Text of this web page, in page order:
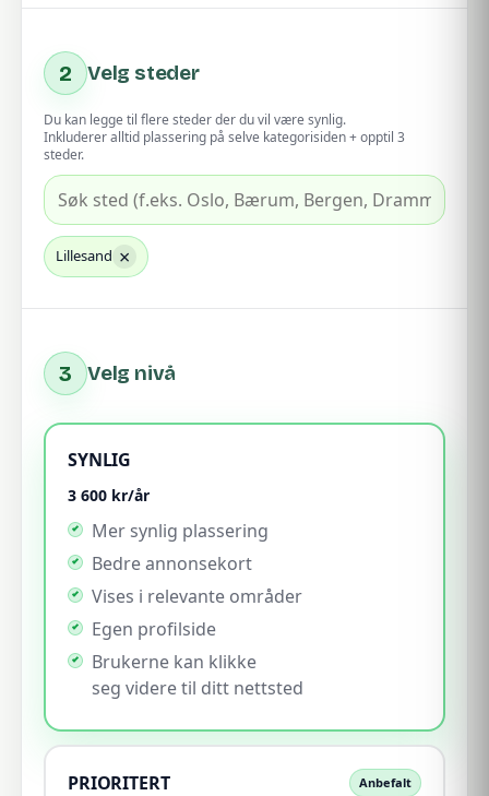
2 Velg steder
Du kan legge til flere steder der du vil være synlig.
Inkluderer alltid plassering på selve kategorisiden + opptil 3
steder.
Lillesand ×
3 Velg nivå
SYNLIG
3 600 kr/år
Mer synlig plassering
Bedre annonsekort
Vises i relevante områder
Egen profilside
Brukerne kan klikke
seg videre til ditt nettsted
PRIORITERT Anbefalt